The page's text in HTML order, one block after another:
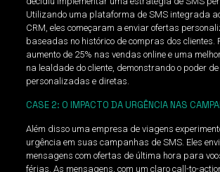
Utilizando uma plataforma de SMS integrada
CRM, eles começaram a enviar ofertas
baseadas no histórico de compras dos clientes.
aumento de 25% nas vendas online e uma
na lealdade do cliente, demonstrando o poder
personalizadas e diretas.
CASE 2: O IMPACTO DA URGÊNCIA NAS
Além disso uma empresa de viagens
urgência em suas campanhas de SMS. Eles
mensagens com ofertas de última hora para
férias. As mensagens, com um claro call-to-